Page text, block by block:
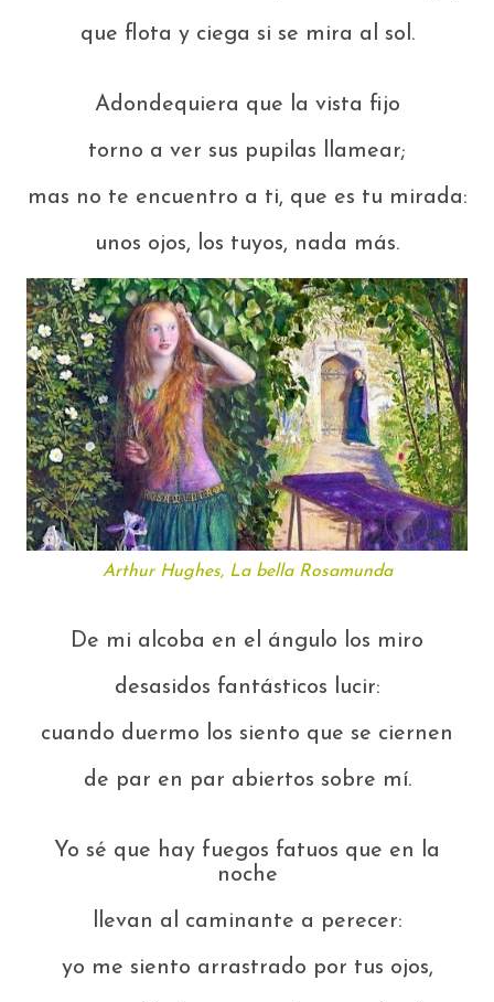
que flota y ciega si se mira al sol.
Adondequiera que la vista fijo
torno a ver sus pupilas llamear;
mas no te encuentro a ti, que es tu mirada:
unos ojos, los tuyos, nada más.
Arthur Hughes, La bella Rosamunda
De mi alcoba en el ángulo los miro
desasidos fantásticos lucir:
cuando duermo los siento que se ciernen
de par en par abiertos sobre mí.
Yo sé que hay fuegos fatuos que en la
noche
llevan al caminante a perecer:
yo me siento arrastrado por tus ojos,